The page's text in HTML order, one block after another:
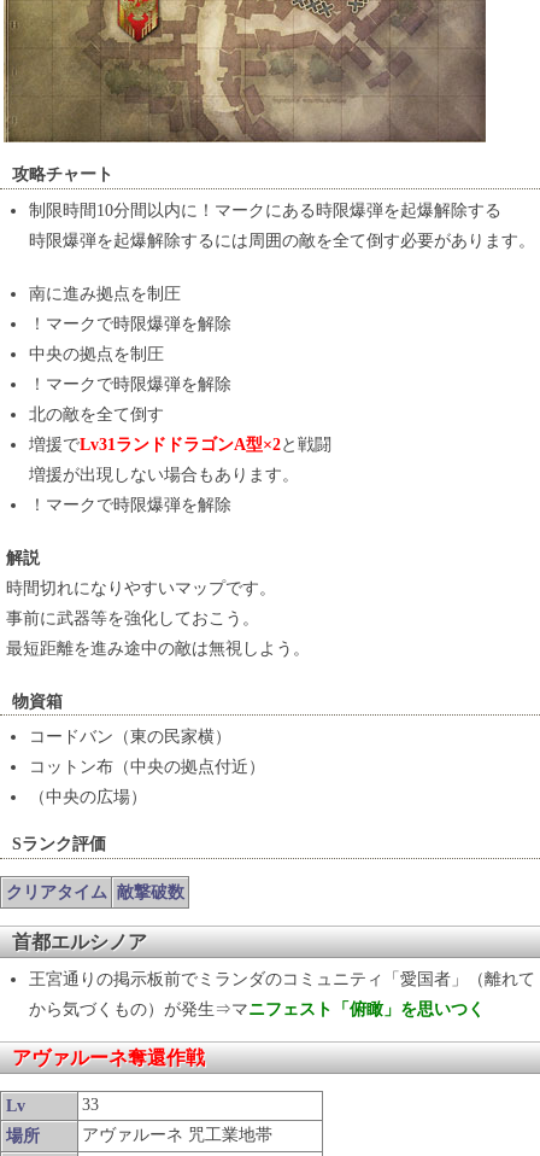
攻略チャート
制限時間10分間以内に！マークにある時限爆弾を起爆解除する
時限爆弾を起爆解除するには周囲の敵を全て倒す必要があります。
南に進み拠点を制圧
！マークで時限爆弾を解除
中央の拠点を制圧
！マークで時限爆弾を解除
北の敵を全て倒す
増援でLv31ランドドラゴンA型×2と戦闘
増援が出現しない場合もあります。
！マークで時限爆弾を解除
解説
時間切れになりやすいマップです。
事前に武器等を強化しておこう。
最短距離を進み途中の敵は無視しよう。
物資箱
コードバン（東の民家横）
コットン布（中央の拠点付近）
（中央の広場）
Sランク評価
クリアタイム 敵撃破数
首都エルシノア
王宮通りの掲示板前でミランダのコミュニティ「愛国者」（離れて
から気づくもの）が発生⇒マニフェスト「俯瞰」を思いつく
アヴァルーネ奪還作戦
Lv
33
場所
アヴァルーネ 咒工業地帯